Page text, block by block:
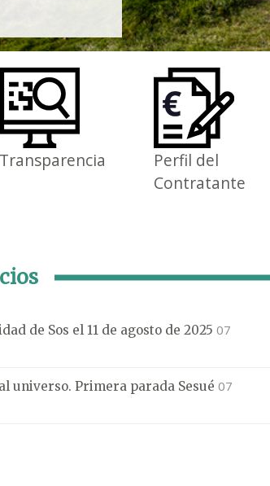
Transparencia
Perfil del
Contratante
de Sos el 11 de agosto de 2025 07
universo. Primera parada Sesué 07